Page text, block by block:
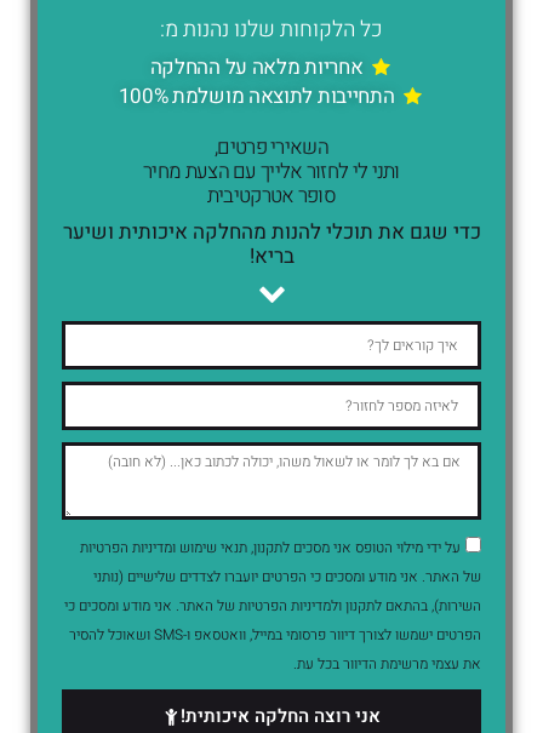
כל הלקוחות שלנו נהנות מ:
אחריות מלאה על ההחלקה
התחייבות לתוצאה מושלמת 100%
השאירי פרטים,
ותני לי לחזור אלייך עם הצעת מחיר
סופר אטרקטיבית
כדי שגם את תוכלי להנות מהחלקה איכותית ושיער
בריא!
על ידי מילוי הטופס אני מסכים לתקנון, תנאי שימוש ומדיניות הפרטיות
של האתר. אני מודע ומסכים כי הפרטים יועברו לצדדים שלישיים (נותני
השירות), בהתאם לתקנון ולמדיניות הפרטיות של האתר. אני מודע ומסכים כי
הפרטים ישמשו לצורך דיוור פרסומי במייל, וואטסאפ ו-SMS ושאוכל להסיר
את עצמי מרשימת הדיוור בכל עת.
אני רוצה החלקה איכותית!